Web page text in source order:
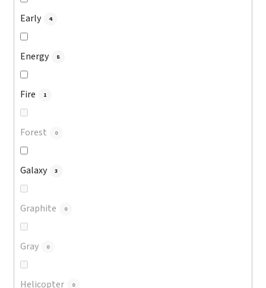
Early 4
Energy 8
Fire 1
Forest 0
Galaxy 3
Graphite 0
Gray 0
Helicopter 0